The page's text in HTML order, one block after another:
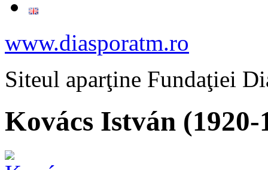
www.diasporatm.ro
Siteul aparţine Fundaţiei
Kovács István (1920-